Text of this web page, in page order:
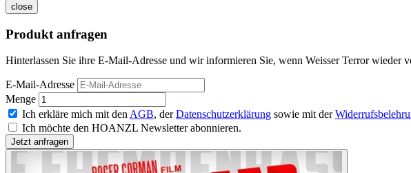
close
Produkt anfragen
Hinterlassen Sie ihre E-Mail-Adresse und wir informieren Sie, wenn Weisser Terror wieder
E-Mail-Adresse
Menge
Ich erkläre mich mit den AGB, derDatenschutzerklärung sowie mit der
Ich möchte den HOANZL Newsletter abonnieren.